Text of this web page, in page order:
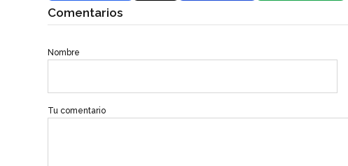
Comentarios
Nombre
Tu comentario